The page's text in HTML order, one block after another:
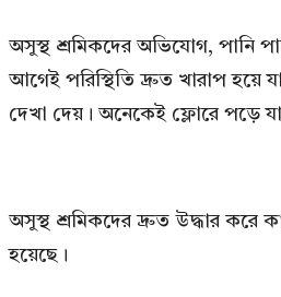
অসুস্থ শ্রমিকদের অভিযোগ, পানি
আগেই পরিস্থিতি দ্রুত খারাপ হয়ে
দেখা দেয়। অনেকেই ফ্লোরে পড়ে
অসুস্থ শ্রমিকদের দ্রুত উদ্ধার করে
হয়েছে।